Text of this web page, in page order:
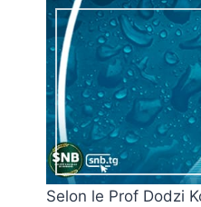
Selon le Prof Dodzi